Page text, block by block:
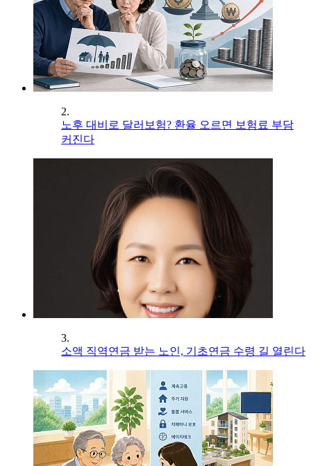
2.
노후 대비로 달러보험? 환율 오르면 보험료 부담
커진다
3.
소액 직역연금 받는 노인, 기초연금 수령 길 열린다